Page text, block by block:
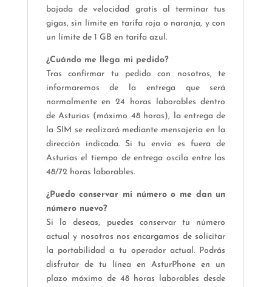
bajada de velocidad gratis al terminar tus
gigas, sin límite en tarifa roja o naranja, y con
un límite de 1 GB en tarifa azul.
¿Cuándo me llega mi pedido?
Tras confirmar tu pedido con nosotros, te
informaremos de la entrega que será
normalmente en 24 horas laborables dentro
de Asturias (máximo 48 horas), la entrega de
la SIM se realizará mediante mensajería en la
dirección indicada. Si tu envío es fuera de
Asturias el tiempo de entrega oscila entre las
48/72 horas laborables.
¿Puedo conservar mi número o me dan un
número nuevo?
Si lo deseas, puedes conservar tu número
actual y nosotros nos encargamos de solicitar
la portabilidad a tu operador actual. Podrás
disfrutar de tu línea en AsturPhone en un
plazo máximo de 48 horas laborables desde